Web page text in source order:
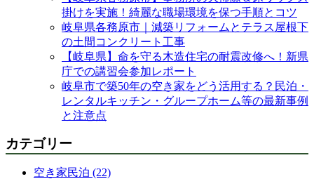
掛けを実施！綺麗な職場環境を保つ手順とコツ
岐阜県各務原市｜減築リフォームとテラス屋根下
の土間コンクリート工事
【岐阜県】命を守る木造住宅の耐震改修へ！新県
庁での講習会参加レポート
岐阜市で築50年の空き家をどう活用する？民泊・
レンタルキッチン・グループホーム等の最新事例
と注意点
カテゴリー
空き家民泊 (22)